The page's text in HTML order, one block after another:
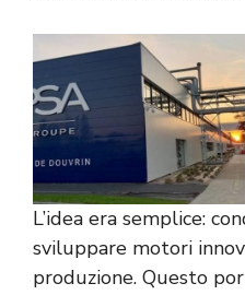
L’idea era semplice:
sviluppare motori
produzione. Questo